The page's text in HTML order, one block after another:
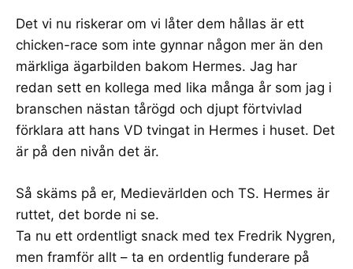
Det vi nu riskerar om vi låter dem hållas är ett
chicken-race som inte gynnar någon mer än den
märkliga ägarbilden bakom Hermes. Jag har
redan sett en kollega med lika många år som jag i
branschen nästan tårögd och djupt förtvivlad
förklara att hans VD tvingat in Hermes i huset. Det
är på den nivån det är.
Så skäms på er, Medievärlden och TS. Hermes är
ruttet, det borde ni se.
Ta nu ett ordentligt snack med tex Fredrik Nygren,
men framför allt – ta en ordentlig funderare på